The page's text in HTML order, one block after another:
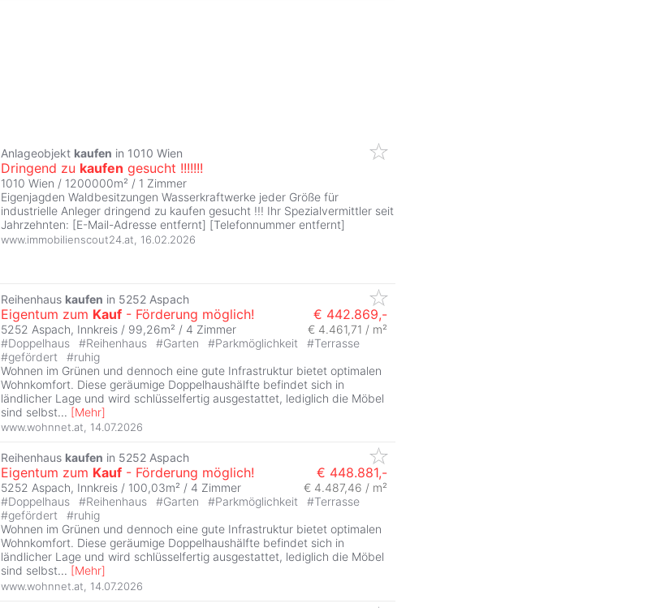
Anlageobjekt kaufen in 1010 Wien
Dringend zu kaufen gesucht !!!!!!!
1010 Wien / 1200000m² / 1 Zimmer
Eigenjagden Waldbesitzungen Wasserkraftwerke jeder Größe für
industrielle Anleger dringend zu kaufen gesucht !!! Ihr Spezialvermittler seit
Jahrzehnten: [E-Mail-Adresse entfernt] [Telefonnummer entfernt]
www.immobilienscout24.at, 16.02.2026
Reihenhaus kaufen in 5252 Aspach
Eigentum zum Kauf - Förderung möglich! € 442.869,-
5252 Aspach, Innkreis / 99,26m² / 4 Zimmer € 4.461,71 / m²
#Doppelhaus #Reihenhaus #Garten #Parkmöglichkeit #Terrasse
#gefördert #ruhig
Wohnen im Grünen und dennoch eine gute Infrastruktur bietet optimalen
Wohnkomfort. Diese geräumige Doppelhaushälfte befindet sich in
ländlicher Lage und wird schlüsselfertig ausgestattet, lediglich die Möbel
sind selbst... [Mehr]
www.wohnnet.at, 14.07.2026
Reihenhaus kaufen in 5252 Aspach
Eigentum zum Kauf - Förderung möglich! € 448.881,-
5252 Aspach, Innkreis / 100,03m² / 4 Zimmer € 4.487,46 / m²
#Doppelhaus #Reihenhaus #Garten #Parkmöglichkeit #Terrasse
#gefördert #ruhig
Wohnen im Grünen und dennoch eine gute Infrastruktur bietet optimalen
Wohnkomfort. Diese geräumige Doppelhaushälfte befindet sich in
ländlicher Lage und wird schlüsselfertig ausgestattet, lediglich die Möbel
sind selbst... [Mehr]
www.wohnnet.at 14.07.2026